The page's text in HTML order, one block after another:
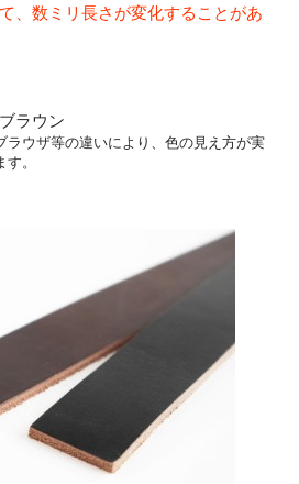
、数ミリ長さが変化することがあ
ラウン
ウザ等の違いにより、色の見え方が実
。